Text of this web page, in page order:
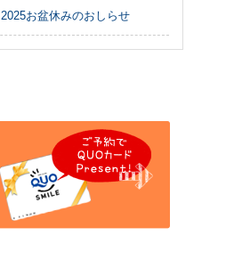
2025お盆休みのおしらせ